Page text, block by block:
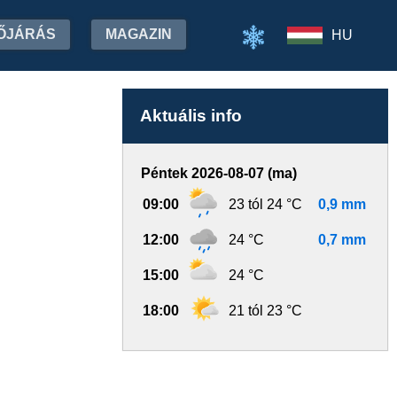
MAGAZIN HU
Aktuális info
Péntek 2026-08-07 (ma)
09:00 23 tól 24 °C 0,9 mm
12:00 24 °C 0,7 mm
15:00 24 °C
18:00 21 tól 23 °C